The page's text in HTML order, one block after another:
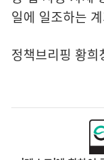
일에 일조하는
정책브리핑 황희